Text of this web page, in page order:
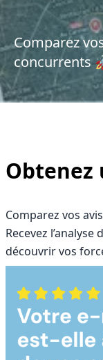
Comparez
concurrents
Comparez vos
Recevez
découvrir vos